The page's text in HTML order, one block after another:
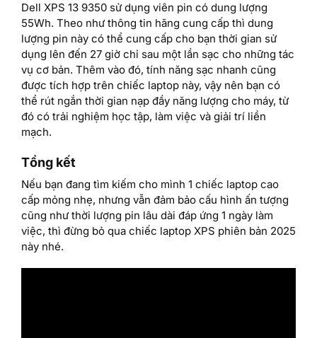
Dell XPS 13 9350 sử dụng viên pin có dung lượng
55Wh. Theo như thông tin hãng cung cấp thì dung
lượng pin này có thể cung cấp cho bạn thời gian sử
dụng lên đến 27 giờ chỉ sau một lần sạc cho những tác
vụ cơ bản. Thêm vào đó, tính năng sạc nhanh cũng
được tích hợp trên chiếc laptop này, vậy nên bạn có
thể rút ngắn thời gian nạp đầy năng lượng cho máy, từ
đó có trải nghiệm học tập, làm việc và giải trí liền
mạch.
Tổng kết
Nếu bạn đang tìm kiếm cho mình 1 chiếc laptop cao
cấp mỏng nhẹ, nhưng vẫn đảm bảo cấu hình ấn tượng
cũng như thời lượng pin lâu dài đáp ứng 1 ngày làm
việc, thì đừng bỏ qua chiếc laptop XPS phiên bản 2025
này nhé.